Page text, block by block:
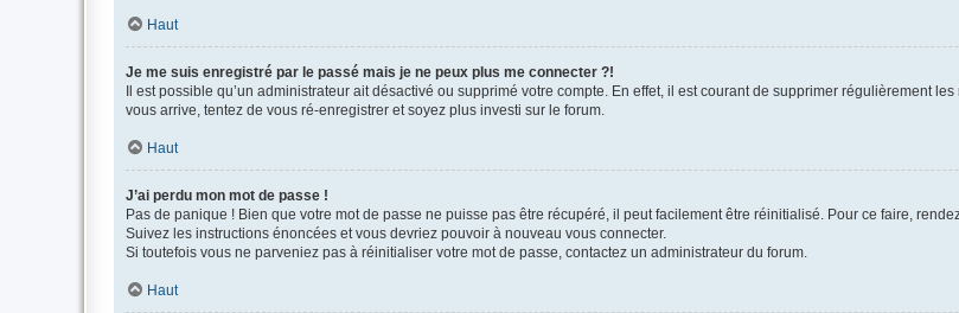
Haut
Je me suis enregistré par le passé mais je ne peux plus me connecter ?!
Il est possible qu’un administrateur ait désactivé ou supprimé votre compte. En effet, il est courant de supprimer régulièrement
vous arrive, tentez de vous ré-enregistrer et soyez plus investi sur le forum.
Haut
J’ai perdu mon mot de passe !
Pas de panique ! Bien que votre mot de passe ne puisse pas être récupéré, il peut facilement être réinitialisé. Pour ce faire,
Suivez les instructions énoncées et vous devriez pouvoir à nouveau vous connecter.
Si toutefois vous ne parveniez pas à réinitialiser votre mot de passe, contactez un administrateur du forum.
Haut